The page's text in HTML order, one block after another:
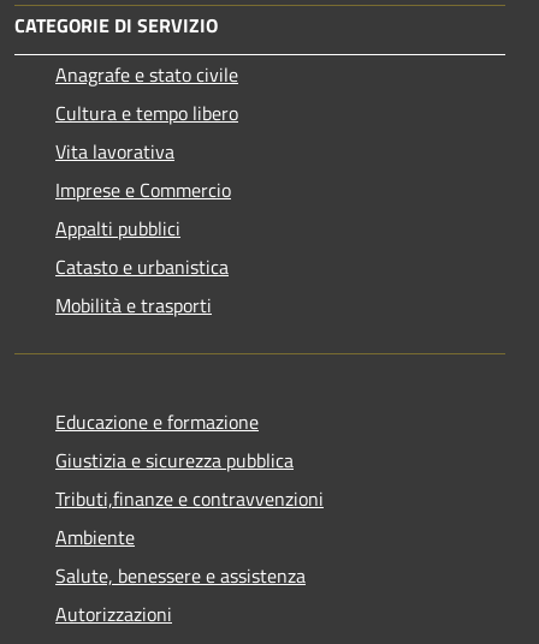
CATEGORIE DI SERVIZIO
Anagrafe e stato civile
Cultura e tempo libero
Vita lavorativa
Imprese e Commercio
Appalti pubblici
Catasto e urbanistica
Mobilità e trasporti
Educazione e formazione
Giustizia e sicurezza pubblica
Tributi,finanze e contravvenzioni
Ambiente
Salute, benessere e assistenza
Autorizzazioni